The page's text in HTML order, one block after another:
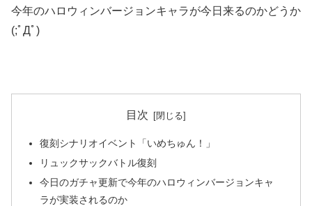
今年のハロウィンバージョンキャラが今日来るのかどうか
(;ﾟДﾟ)
目次
復刻シナリオイベント「いめちゅん！」
リュックサックバトル復刻
今日のガチャ更新で今年のハロウィンバージョンキャ
ラが実装されるのか